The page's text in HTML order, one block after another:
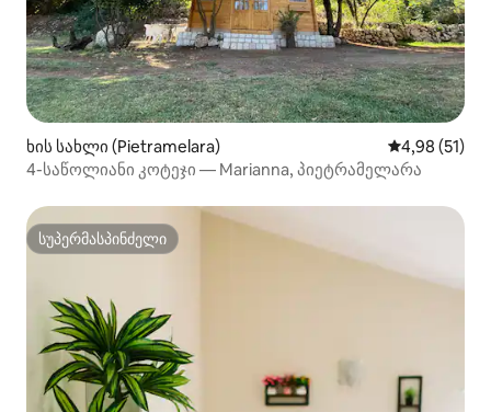
ხის სახლი (Pietramelara) საშუალო
4,98 (51)
4-საწოლიანი კოტეჯი — Marianna, პიეტრამელარა
სუპერმასპინძელი
სუპერმასპინძელი